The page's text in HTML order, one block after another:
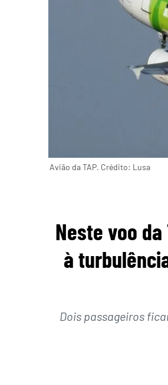
Avião da TAP. Crédito: Lusa
Neste voo
à
Dois passageiros